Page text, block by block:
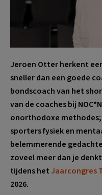
Jeroen Otter herkent
sneller dan een goede
bondscoach van het
van de coaches bij
onorthodoxe
sporters fysiek en
belemmerende
zoveel meer dan je
tijdens het Jaarcongres
2026.